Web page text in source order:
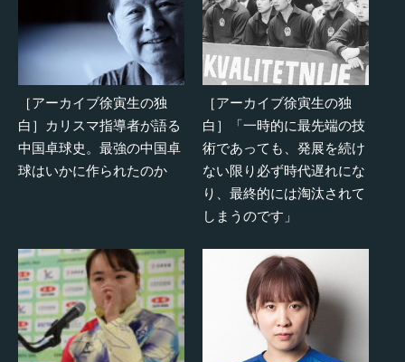
［アーカイブ徐寅生の独
白］カリスマ指導者が語る
中国卓球史。最強の中国卓
球はいかに作られたのか
［アーカイブ徐寅生の独
白］「一時的に最先端の技
術であっても、発展を続け
ない限り必ず時代遅れにな
り、最終的には淘汰されて
しまうのです」